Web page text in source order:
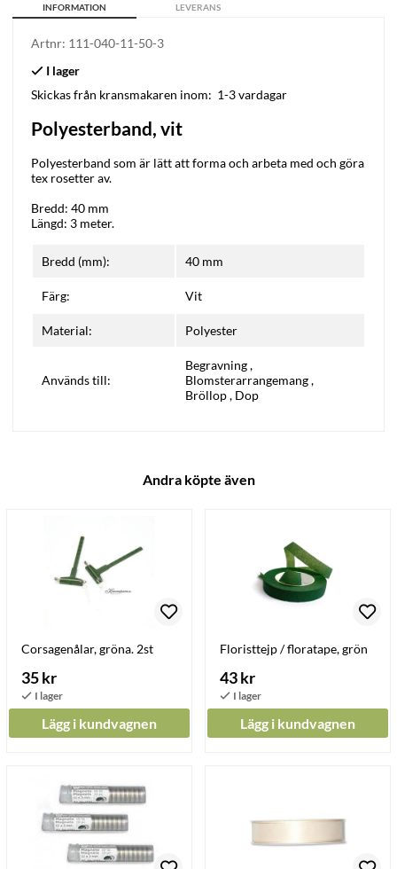
INFORMATION LEVERANS
Artnr: 111-040-11-50-3
Skickas från kransmakaren inom: 1-3 vardagar
Polyesterband, vit
Polyesterband som är lätt att forma och arbeta med och göra
tex rosetter av.
Bredd: 40 mm
Längd: 3 meter.
Bredd (mm): 40 mm
Färg: Vit
Material: Polyester
Används till:
Begravning,
Blomsterarrangemang,
Bröllop, Dop
Andra köpte även
Corsagenålar, gröna. 2st
35 kr
Lägg i kundvagnen
Floristtejp / floratape, grön
43 kr
Lägg i kundvagnen